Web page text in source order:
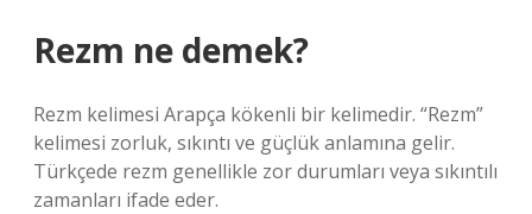
Rezm ne demek?
Rezm kelimesi Arapça kökenli bir kelimedir. “Rezm”
kelimesi zorluk, sıkıntı ve güçlük anlamına gelir.
Türkçede rezm genellikle zor durumları veya sıkıntılı
zamanları ifade eder.